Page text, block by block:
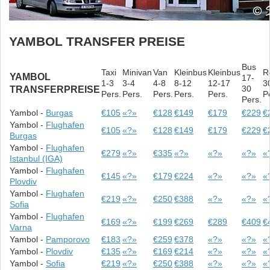
YAMBOL TRANSFER PREISE
YAMBOL
TRANSFERPREISE
Taxi
1-3
Pers.
Minivan
3-4
Pers.
Van
4-8
Pers.
Kleinbus
8-12
Pers.
Kleinbus
12-17
Pers.
Bus
17-
30
Pers.
Yambol - Burgas €105«?» €128 €149 €179 €229
Yambol - Flughafen
Burgas
€105«?» €128 €149 €179 €229
Yambol - Flughafen
Istanbul (IGA)
€279 «?» €335«?» «?» «?»
Yambol - Flughafen
Plovdiv
€145«?» €179 €224 «?» «?»
Yambol - Flughafen
Sofia
€219 «?» €250€388 «?» «?»
Yambol - Flughafen
Varna
€169 «?» €199 €269 €289 €409
Yambol - Pamporovo €183 «?» €259 €378 «?» «?»
Yambol - Plovdiv €135«?» €169 €214 «?» «?»
Yambol -Sofia €219 «?» €250€388 «?» «?»